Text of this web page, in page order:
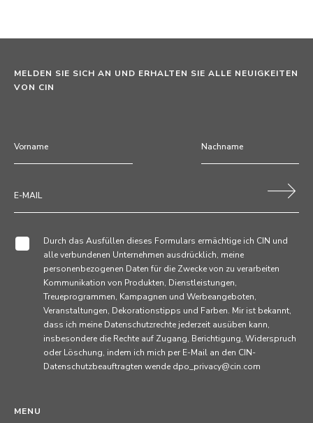
MENU
MELDEN SIE SICH AN UND ERHALTEN SIE ALLE NEUIGKEITEN
VON CIN
Durch das Ausfüllen dieses Formulars ermächtige ich CIN und
alle verbundenen Unternehmen ausdrücklich, meine
personenbezogenen Daten für die Zwecke von zu verarbeiten
Kommunikation von Produkten, Dienstleistungen,
Treueprogrammen, Kampagnen und Werbeangeboten,
Veranstaltungen, Dekorationstipps und Farben. Mir ist bekannt,
dass ich meine Datenschutzrechte jederzeit ausüben kann,
insbesondere die Rechte auf Zugang, Berichtigung, Widerspruch
oder Löschung, indem ich mich per E-Mail an den CIN-
Datenschutzbeauftragten wende dpo_privacy@cin.com